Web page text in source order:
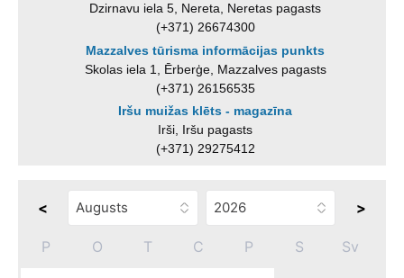
Dzirnavu iela 5, Nereta, Neretas pagasts
(+371) 26674300
Mazzalves tūrisma informācijas punkts
Skolas iela 1, Ērberģe, Mazzalves pagasts
(+371) 26156535
Iršu muižas klēts - magazīna
Irši, Iršu pagasts
(+371) 29275412
< >
P O T C P S Sv